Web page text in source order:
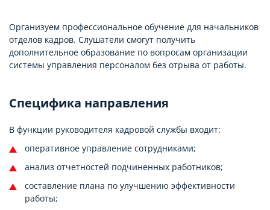
Организуем профессиональное обучение для начальников
отделов кадров. Слушатели смогут получить
дополнительное образование по вопросам организации
системы управления персоналом без отрыва от работы.
Специфика направления
В функции руководителя кадровой службы входит:
оперативное управление сотрудниками;
анализ отчетностей подчиненных работников;
составление плана по улучшению эффективности
работы;